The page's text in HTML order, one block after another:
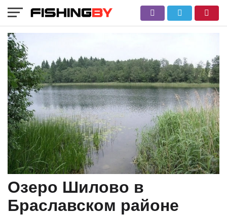
Озеро Шилово в
Браславском районе